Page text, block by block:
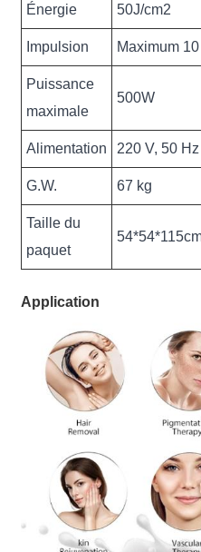
Énergie 50J/cm2
Impulsion Maximum
Puissance
maximale
500W
Alimentation 220 V, 50
G.W. 67 kg
Taille du
paquet
Application